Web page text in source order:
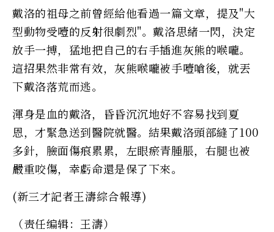
戴洛的祖母之前曾經給他看過一篇文章，提及"大
型動物受噎的反射很劇烈"。戴洛思緒一閃，決定
放手一搏，猛地把自己的右手插進灰熊的喉嚨。
這招果然非常有效，灰熊喉嚨被手噎嗆後，就丟
下戴洛落荒而逃。
渾身是血的戴洛，昏昏沉沉地好不容易找到夏
恩，才緊急送到醫院就醫。結果戴洛頭部縫了100
多針，臉面傷痕累累，左眼瘀青腫脹，右腿也被
嚴重咬傷，幸虧命還是保了下來。
(新三才記者王濤綜合報導)
（责任编辑：王濤）